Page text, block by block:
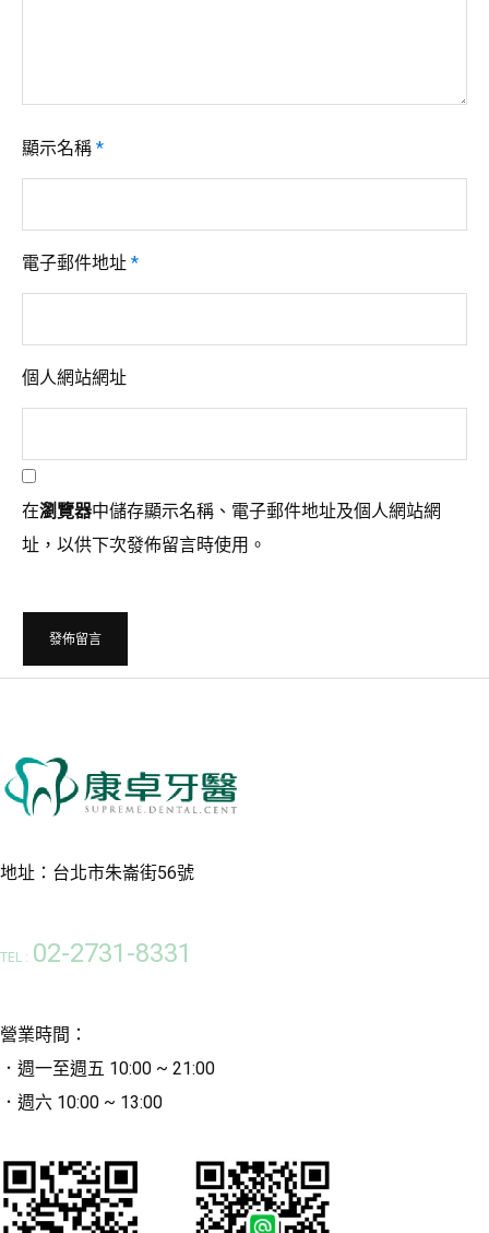
顯示名稱 *
電子郵件地址 *
個人網站網址
在瀏覽器中儲存顯示名稱、電子郵件地址及個人網站網
址，以供下次發佈留言時使用。
地址：台北市朱崙街56號
TEL : 02-2731-8331
營業時間：
．週一至週五 10:00 ~ 21:00
．週六 10:00 ~ 13:00